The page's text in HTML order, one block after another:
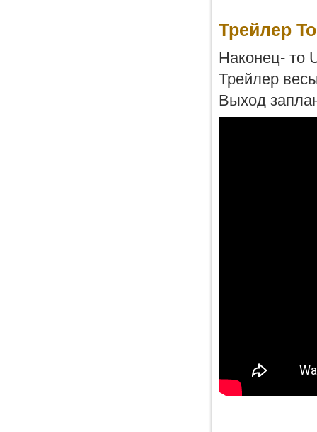
Трейлер
Наконец- то
Трейлер
Выход